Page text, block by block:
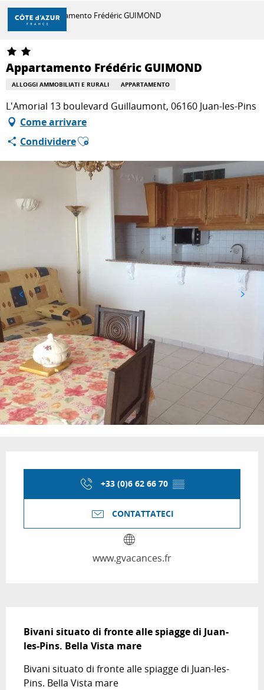
Aller
contenu
principal
SCOPRIRE
PER FARE
SOGGIORNO
Casa Appartamento Frédéric GUIMOND
Appartamento Frédéric GUIMOND
ALLOGGI AMMOBILIATI E RURALI APPARTAMENTO
L'Amorial 13 boulevard Guillaumont, 06160 Juan-les-Pins
Come arrivare
CondividereAjouter aux favoris
+33 (0)6 62 66 70 ▒▒
CONTATTATECI
www.gvacances.fr
Bivani situato di fronte alle spiagge di Juan-
les-Pins. Bella Vista mare
Bivani situato di fronte alle spiagge di Juan-les-
Pins. Bella Vista mare